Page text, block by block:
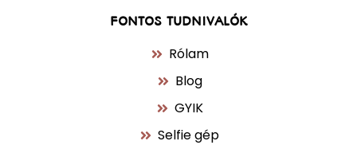
FONTOS TUDNIVALÓK
Rólam
Blog
GYIK
Selfie gép